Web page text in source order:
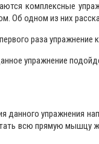
комплексные
Об одном из них
раза упражнение
упражнение
данного упражнения
всю прямую мышцу